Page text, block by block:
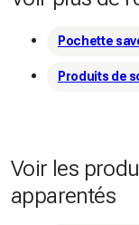
Pochette
Produits de
Voir les
apparentés